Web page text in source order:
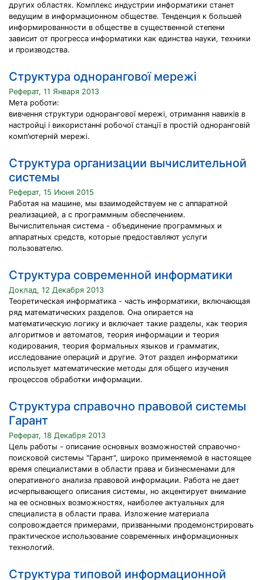
других областях. Комплекс индустрии информатики станет
ведущим в информационном обществе. Тенденция к большей
информированности в обществе в существенной степени
зависит от прогресса информатики как единства науки, техники
и производства.
Структура однорангової мережі
Реферат, 11 Января 2013
Мета роботи:
вивчення структури однорангової мережі, отримання навиків в
настройці і використанні робочої станції в простій одноранговій
комп'ютерній мережі.
Структура организации вычислительной
системы
Реферат, 15 Июня 2015
Работая на машине, мы взаимодействуем не с аппаратной
реализацией, а с программным обеспечением.
Вычислительная система - объединение программных и
аппаратных средств, которые предоставляют услуги
пользователю.
Структура современной информатики
Доклад, 12 Декабря 2013
Теоретическая информатика - часть информатики, включающая
ряд математических разделов. Она опирается на
математическую логику и включает такие разделы, как теория
алгоритмов и автоматов, теория информации и теория
кодирования, теория формальных языков и грамматик,
исследование операций и другие. Этот раздел информатики
использует математические методы для общего изучения
процессов обработки информации.
Структура справочно правовой системы
Гарант
Реферат, 18 Декабря 2013
Цель работы - описание основных возможностей справочно-
поисковой системы "Гарант", широко применяемой в настоящее
время специалистами в области права и бизнесменами для
оперативного анализа правовой информации. Работа не дает
исчерпывающего описания системы, но акцентирует внимание
на ее основных возможностях, наиболее актуальных для
специалиста в области права. Изложение материала
сопровождается примерами, призванными продемонстрировать
практическое использование современных информационных
технологий.
Структура типовой информационной